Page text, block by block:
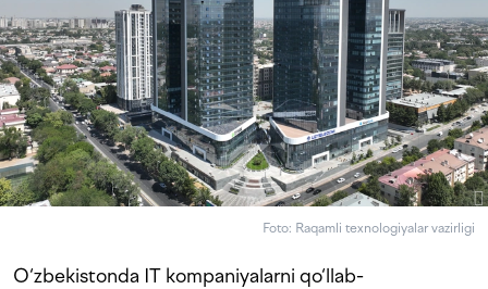
Foto: Raqamli texnologiyalar vazirligi
O‘zbekistonda IT kompaniyalarni qo‘llab-